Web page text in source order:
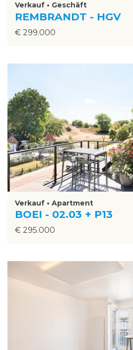
Verkauf • Geschäft
REMBRANDT - HGV
€ 299.000
Verkauf • Apartment
BOEI - 02.03 + P13
€ 295.000